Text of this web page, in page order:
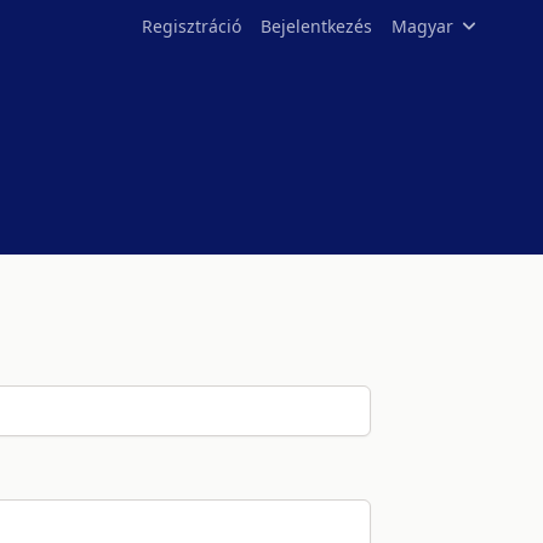
Regisztráció Bejelentkezés Magyar